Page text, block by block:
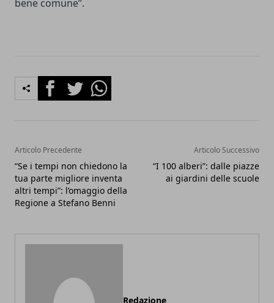
bene comune”.
FacebookTwitterWhatsapp
Articolo Precedente
“Se i tempi non chiedono la
tua parte migliore inventa
altri tempi”: l’omaggio della
Regione a Stefano Benni
Articolo Successivo
“I 100 alberi”: dalle piazze
ai giardini delle scuole
Redazione